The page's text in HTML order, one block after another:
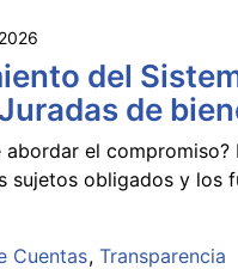
del
de
abordar el
sujetos obligados y los
Cuentas Transparencia